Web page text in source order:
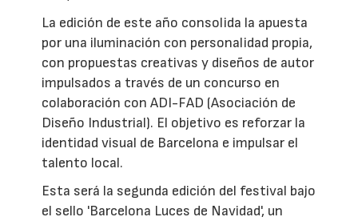
La edición de este año consolida la apuesta
por una iluminación con personalidad propia,
con propuestas creativas y diseños de autor
impulsados a través de un concurso en
colaboración con ADI-FAD (Asociación de
Diseño Industrial). El objetivo es reforzar la
identidad visual de Barcelona e impulsar el
talento local.
Esta será la segunda edición del festival bajo
el sello 'Barcelona Luces de Navidad', un